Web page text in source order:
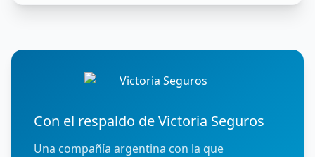
Con el respaldo de Victoria Seguros
Una compañía argentina con la que